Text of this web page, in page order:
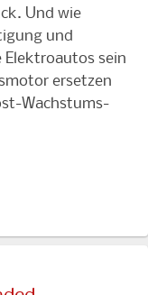
Und wie
und
Elektroautos sein
ersetzen
Wachstums-